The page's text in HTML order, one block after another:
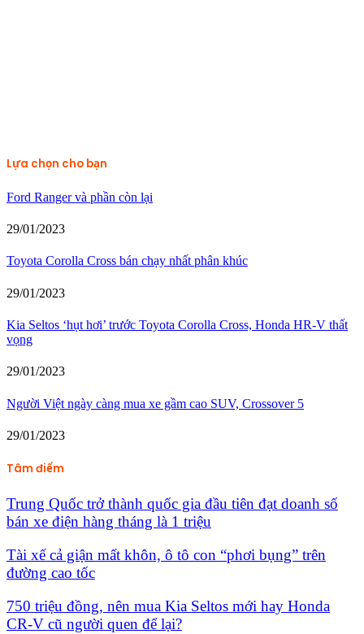
Lựa chọn cho bạn
Ford Ranger và phần còn lại
29/01/2023
Toyota Corolla Cross bán chạy nhất phân khúc
29/01/2023
Kia Seltos ‘hụt hơi’ trước Toyota Corolla Cross, Honda HR-V thất
vọng
29/01/2023
Người Việt ngày càng mua xe gầm cao SUV, Crossover 5
29/01/2023
Tâm điểm
Trung Quốc trở thành quốc gia đầu tiên đạt doanh số
bán xe điện hàng tháng là 1 triệu
Tài xế cả giận mất khôn, ô tô con “phơi bụng” trên
đường cao tốc
750 triệu đồng, nên mua Kia Seltos mới hay Honda
CR-V cũ người quen để lại?